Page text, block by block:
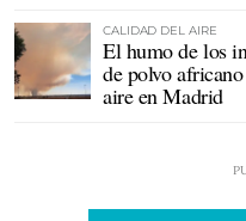
CALIDAD DEL AIRE
El humo de los
de polvo
aire en Madrid